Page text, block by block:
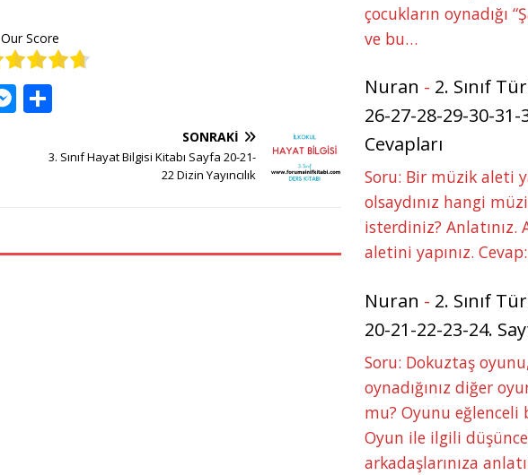
Our Score
M
ar SONRAKI
3. Sınıf Hayat Bilgisi Kitabı Sayfa 20-21-
22 Dizin Yayıncılık
çocukların oynadığı
ve bu…
Nuran - 2. Sınıf
26-27-28-29-30-31-
Cevapları
Soru: Bir müzik aleti
olsaydınız hangi
isterdiniz? Anlatınız.
aletini yapınız.
Nuran - 2. Sınıf
20-21-22-23-24.
Soru: Dokuztaş
oynadığınız diğer
mu? Oyunu
Oyun ile ilgili
arkadaşlarınıza